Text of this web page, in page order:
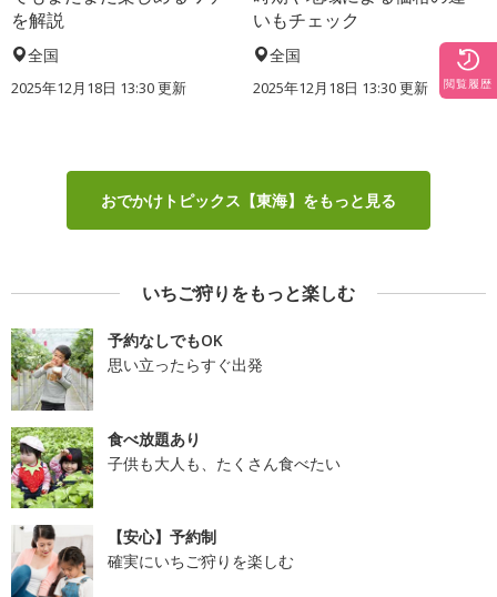
を解説
全国
2025年12月18日 13:30 更新
いもチェック
全国
2025年12月18日 13:30 更新
おでかけトピックス【東海】をもっと見る
いちご狩りをもっと楽しむ
予約なしでもOK
思い立ったらすぐ出発
食べ放題あり
子供も大人も、たくさん食べたい
【安心】予約制
確実にいちご狩りを楽しむ
閲覧履歴